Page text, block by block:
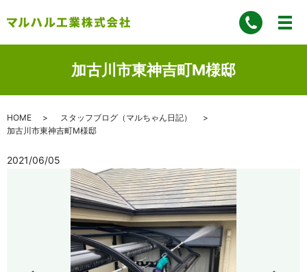
加古川市東神吉町M様邸
HOME
スタッフブログ（マルちゃん日記）
加古川市東神吉町M様邸
2021/06/05